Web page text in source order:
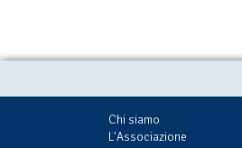
Chi siamo
L'Associazione